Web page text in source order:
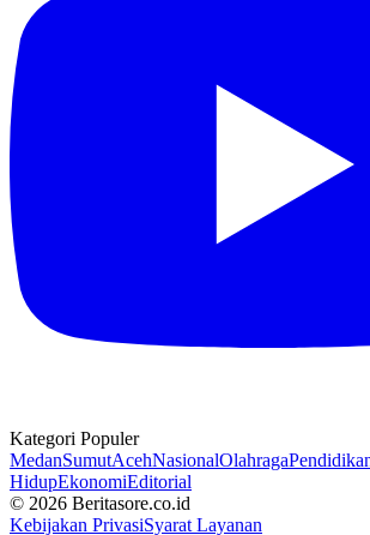
Kategori Populer
MedanSumutAcehNasionalOlahraga
HidupEkonomiEditorial
© 2026 Beritasore.co.id
Kebijakan PrivasiSyarat Layanan